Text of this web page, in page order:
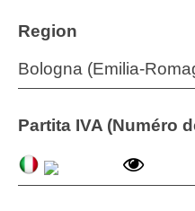
Region
Bologna (Emilia-
Partita IVA (Numéro